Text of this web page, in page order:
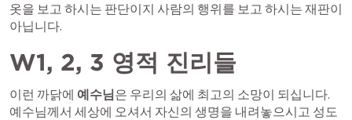
옷을 보고 하시는 판단이지 사람의 행위를 보고 하시는 재판이
아닙니다.
W1, 2, 3 영적 진리들
이런 까닭에 예수님은 우리의 삶에 최고의 소망이 되십니다.
예수님께서 세상에 오셔서 자신의 생명을 내려놓으시고 성도